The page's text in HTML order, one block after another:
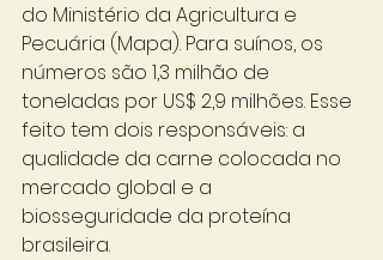
do Ministério da Agricultura e
Pecuária (Mapa). Para suínos, os
números são 1,3 milhão de
toneladas por US$ 2,9 milhões. Esse
feito tem dois responsáveis: a
qualidade da carne colocada no
mercado global e a
biosseguridade da proteína
brasileira.